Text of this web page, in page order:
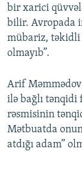
bir xarici
bilir. Avropada
mübariz, təkidli
olmayıb”.
Arif Məmmədov
ilə bağlı
rəsmisinin
Mətbuatda
atdığı adam”